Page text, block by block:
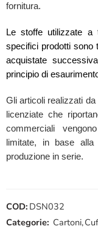
fornitura.
Le stoffe utilizzate a
specifici prodotti sono
acquistate
principio di
Gli articoli realizzati
licenziate che
commerciali
limitate, in base
produzione in serie.
COD: DSN032
Categorie: Cartoni,